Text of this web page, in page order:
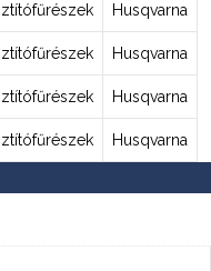
Husqvarna
Husqvarna
Husqvarna
Husqvarna